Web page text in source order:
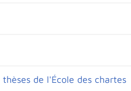
thèses de l'École des chartes